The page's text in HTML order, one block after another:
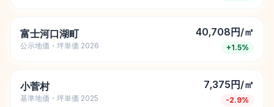
富士河口湖町
公示地価・坪単価 2026
40,708円/㎡
+1.5%
小菅村
基準地価・坪単価 2025
7,375円/㎡
-2.9%